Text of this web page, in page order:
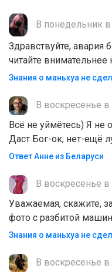
В понедельник в
Здравствуйте, авария
читайте
Знания о маньхуа не
В воскресенье в
Всё не уймётесь) Я не
Даст Бог-ок; нет-ещё
Ответ Анне из Беларуси
В воскресенье в
Уважаемая, скажите,
фото с разбитой
Знания о маньхуа не
В воскресенье в